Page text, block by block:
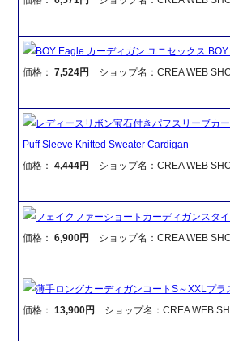
BOY Eagle カーディガン ユニセックス
価格：7,524円 ショップ名：CREA WEB
レディースリボン宝石付きパフスリーブカ
Puff Sleeve Knitted Sweater Cardigan
価格：4,444円 ショップ名：CREA WEB
フェイクファーショートカーディガンスタ
価格：6,900円 ショップ名：CREA WEB
薄手ロングカーディガンコートS～XXLプラ
価格：13,900円 ショップ名：CREA WEB